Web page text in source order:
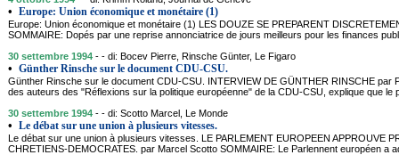
• Europe: Union économique et monétaire (1)
Europe: Union économique et monétaire (1) LES DOUZE SE PREPARENT
SOMMAIRE: Dopés par une reprise annonciatrice de jours meilleurs pour les finances
30 settembre 1994 - - di: Bocev Pierre, Rinsche Günter, Le Figaro
• Günther Rinsche sur le document CDU-CSU.
Günther Rinsche sur le document CDU-CSU. INTERVIEW DE GÜNTHER RINSCHE par
des auteurs des "Réflexions sur la politique européenne" de la CDU-CSU, explique que le
30 settembre 1994 - - di: Scotto Marcel, Le Monde
• Le débat sur une union à plusieurs vitesses.
Le débat sur une union à plusieurs vitesses. LE PARLEMENT EUROPEEN APPROUVE
CHRETIENS-DEMOCRATES. par Marcel Scotto SOMMAIRE: Le Parlennent européen a